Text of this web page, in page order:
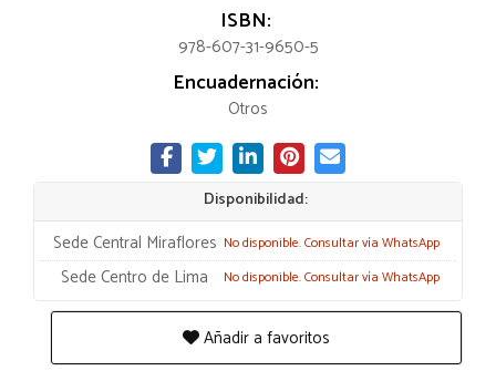
ISBN:
978-607-31-9650-5
Encuadernación:
Otros
Disponibilidad:
Sede Central Miraflores No disponible. Consultar vía WhatsApp
Sede Centro de Lima No disponible. Consultar vía WhatsApp
Añadir a favoritos